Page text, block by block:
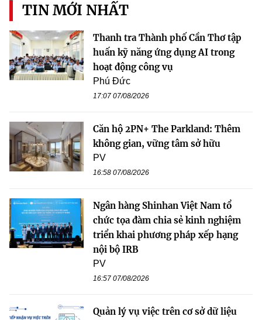
TIN MỚI NHẤT
Thanh tra Thành phố Cần Thơ tập
huấn kỹ năng ứng dụng AI trong
hoạt động công vụ
Phú Đức
17:07 07/08/2026
Căn hộ 2PN+ The Parkland: Thêm
không gian, vững tâm sở hữu
PV
16:58 07/08/2026
Ngân hàng Shinhan Việt Nam tổ
chức tọa đàm chia sẻ kinh nghiệm
triển khai phương pháp xếp hạng
nội bộ IRB
PV
16:57 07/08/2026
Quản lý vụ việc trên cơ sở dữ liệu